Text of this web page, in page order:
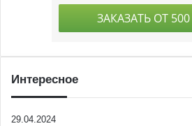
Интересное
29.04.2024